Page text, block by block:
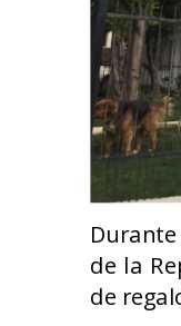
de la
de